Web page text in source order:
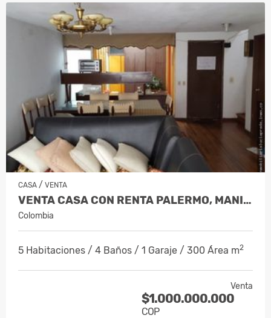
CASA / VENTA
VENTA CASA CON RENTA PALERMO, MANIZA…
Colombia
5 Habitaciones / 4 Baños / 1 Garaje / 300 Área m2
Venta
$1.000.000.000
COP